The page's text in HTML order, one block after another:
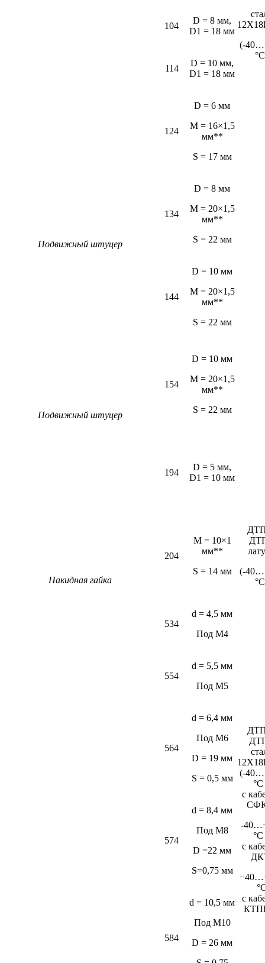
(-
104
D = 8 мм,
D1 = 18 мм
114
D = 10 мм,
D1 = 18 мм
Подвижный штуцер
124
D = 6 мм
M = 16×1,5
мм**
S = 17 мм
134
D = 8 мм
M = 20×1,5
мм**
S = 22 мм
144
D = 10 мм
M = 20×1,5
мм**
S = 22 мм
Подвижный штуцер
154
D = 10 мм
M = 20×1,5
мм**
S = 22 мм
194
D = 5 мм,
D1 = 10 мм
Накидная гайка
204
M = 10×1
мм**
S = 14 мм
(-
534
d = 4,5 мм
Под М4
(-
°C
c
-
°C
c
c
554
d = 5,5 мм
Под М5
564
d = 6,4 мм
Под М6
D = 19 мм
S = 0,5 мм
574
d = 8,4 мм
Под М8
D =22 мм
S=0,75 мм
584
d = 10,5 мм
Под М10
D = 26 мм